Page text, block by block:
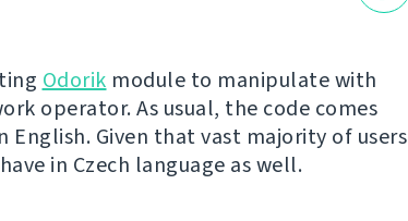
Odorik module to manipulate with
operator. As usual, the code comes
English. Given that vast majority of users
in Czech language as well.